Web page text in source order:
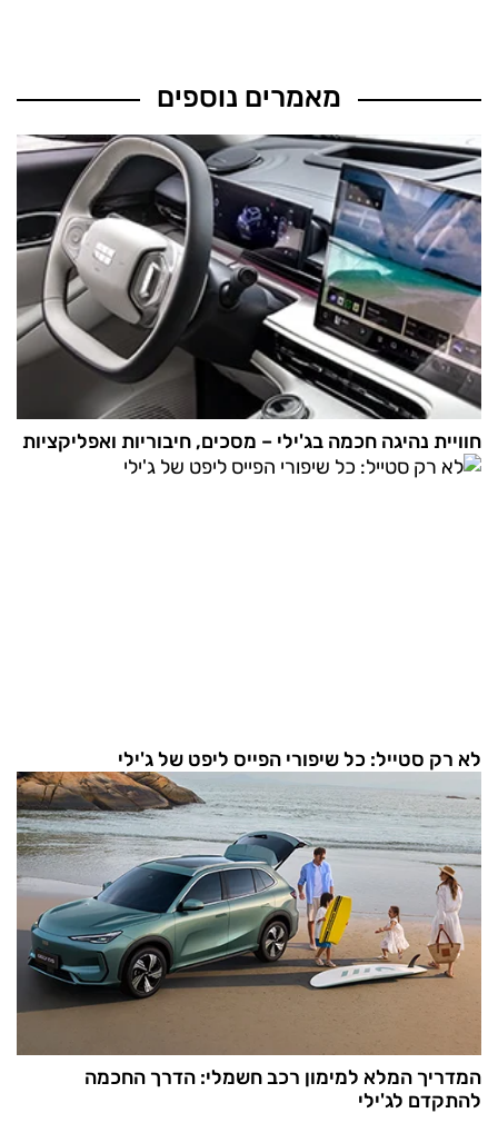
מאמרים נוספים
חוויית נהיגה חכמה בג'ילי – מסכים, חיבוריות ואפליקציות
לא רק סטייל: כל שיפורי הפייס ליפט של ג'ילי
המדריך המלא למימון רכב חשמלי: הדרך החכמה
להתקדם לג'ילי